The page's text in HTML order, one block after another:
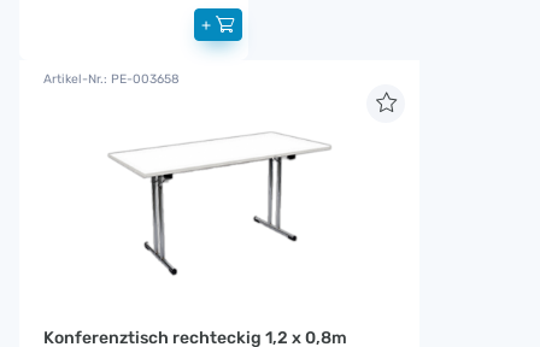
+
Artikel-Nr.: PE-003658
Konferenztisch rechteckig 1,2 x 0,8m